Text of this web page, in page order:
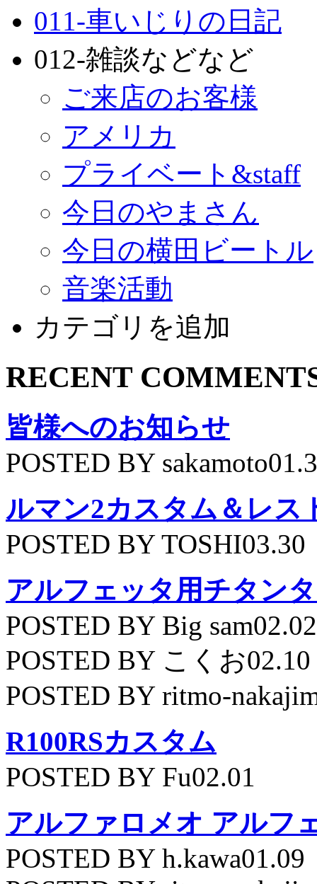
011-車いじりの日記
012-雑談などなど
ご来店のお客様
アメリカ
プライベート&staff
今日のやまさん
今日の横田ビートル
音楽活動
カテゴリを追加
RECENT
皆様へのお知らせ
POSTED BY
ルマン2カスタム＆レス
POSTED BY TOSHI03.30
アルフェッタ用チタン
POSTED BY Big sam02.02
POSTED BY こくお02.10
POSTED BY ritmo-
R100RSカスタム
POSTED BY Fu02.01
アルファロメオ アルフ
POSTED BY h.kawa01.09